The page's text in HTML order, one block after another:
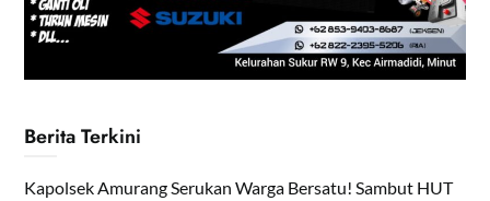
Berita Terkini
Kapolsek Amurang Serukan Warga Bersatu! Sambut HUT